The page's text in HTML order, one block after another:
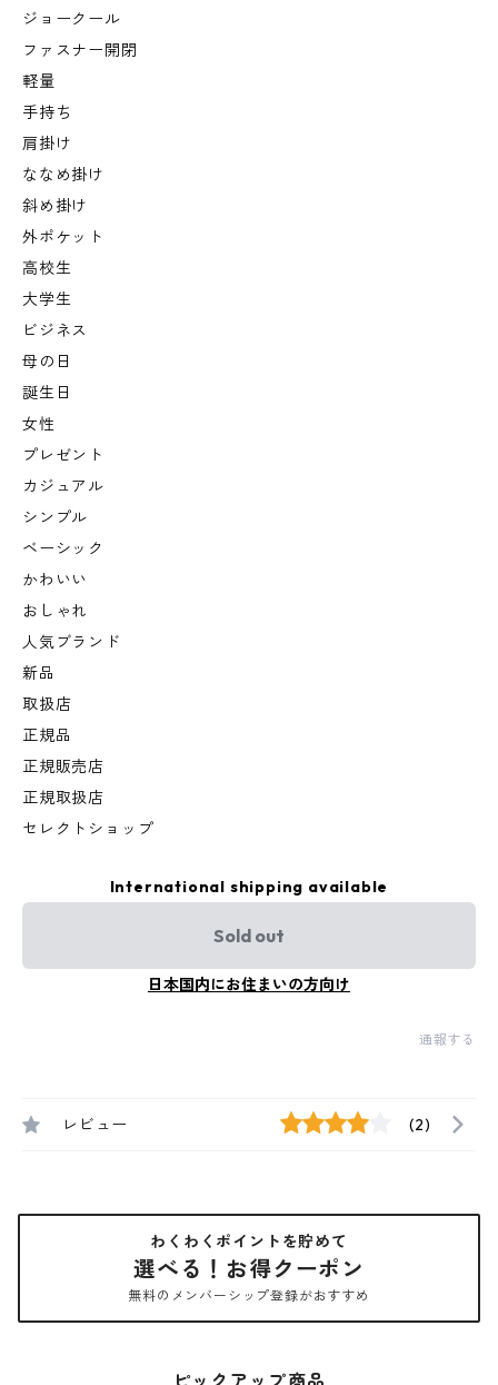
ジョークール
ファスナー開閉
軽量
手持ち
肩掛け
ななめ掛け
斜め掛け
外ポケット
高校生
大学生
ビジネス
母の日
誕生日
女性
プレゼント
カジュアル
シンプル
ベーシック
かわいい
おしゃれ
人気ブランド
新品
取扱店
正規品
正規販売店
正規取扱店
セレクトショップ
International shipping available
Sold out
日本国内にお住まいの方向け
通報する
レビュー (2)
わくわくポイントを貯めて
選べる！お得クーポン
無料のメンバーシップ登録がおすすめ